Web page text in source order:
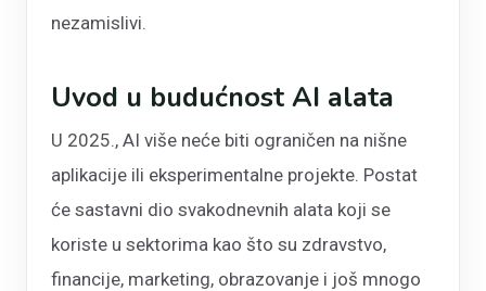
nezamislivi.
Uvod u budućnost AI alata
U 2025., AI više neće biti ograničen na nišne
aplikacije ili eksperimentalne projekte. Postat
će sastavni dio svakodnevnih alata koji se
koriste u sektorima kao što su zdravstvo,
financije, marketing, obrazovanje i još mnogo